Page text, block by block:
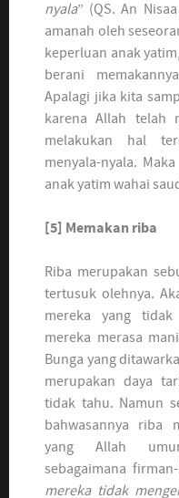
nyala” (QS. An
amanah oleh
keperluan anak
berani
Apalagi jika kita
karena Allah telah
melakukan hal
menyala-nyala.
anak yatim wahai
[5] Memakan riba
Riba merupakan
tertusuk olehnya.
mereka yang tidak
mereka merasa
Bunga yang
merupakan daya
tidak tahu. Namun
bahwasannya riba
yang Allah
sebagaimana
mereka tidak